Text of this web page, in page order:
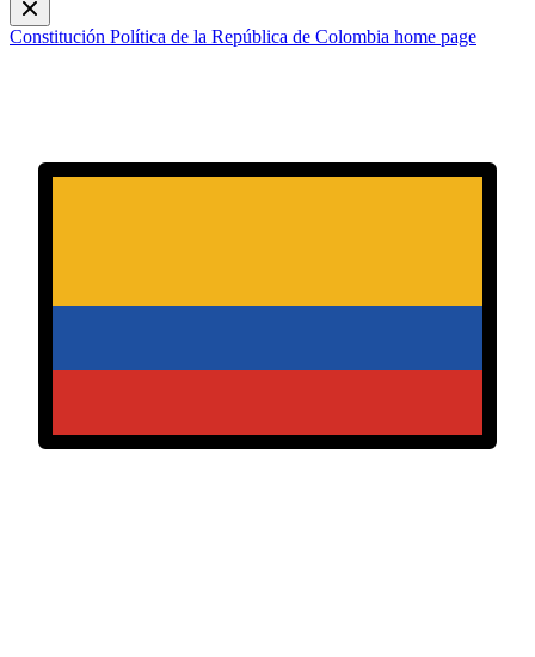
Constitución Política de la República de Colombia home page